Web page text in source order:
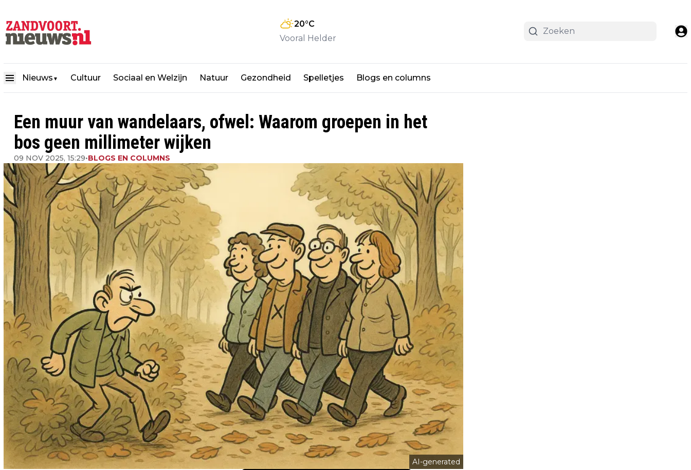
20°C
Vooral Helder
Nieuws ▼ Cultuur Sociaal en Welzijn Natuur Gezondheid Spelletjes Blogs en columns
Een muur van wandelaars, ofwel: Waarom groepen in het
bos geen millimeter wijken
09 NOV 2025, 15:29•BLOGS EN COLUMNS
AI-generated